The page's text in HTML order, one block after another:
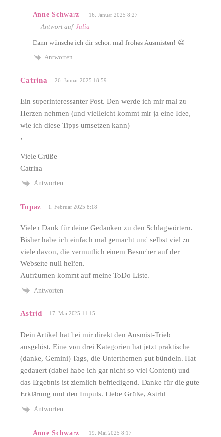
Anne Schwarz 16. Januar 2025 8:27
Antwort auf Julia
Dann wünsche ich dir schon mal frohes Ausmisten! 😀
Antworten
Catrina 26. Januar 2025 18:59
Ein superinteressanter Post. Den werde ich mir mal zu
Herzen nehmen (und vielleicht kommt mir ja eine Idee,
wie ich diese Tipps umsetzen kann)
‚
Viele Grüße
Catrina
Antworten
Topaz 1. Februar 2025 8:18
Vielen Dank für deine Gedanken zu den Schlagwörtern.
Bisher habe ich einfach mal gemacht und selbst viel zu
viele davon, die vermutlich einem Besucher auf der
Webseite null helfen.
Aufräumen kommt auf meine ToDo Liste.
Antworten
Astrid 17. Mai 2025 11:15
Dein Artikel hat bei mir direkt den Ausmist-Trieb
ausgelöst. Eine von drei Kategorien hat jetzt praktische
(danke, Gemini) Tags, die Unterthemen gut bündeln. Hat
gedauert (dabei habe ich gar nicht so viel Content) und
das Ergebnis ist ziemlich befriedigend. Danke für die gute
Erklärung und den Impuls. Liebe Grüße, Astrid
Antworten
Anne Schwarz 19. Mai 2025 8:17